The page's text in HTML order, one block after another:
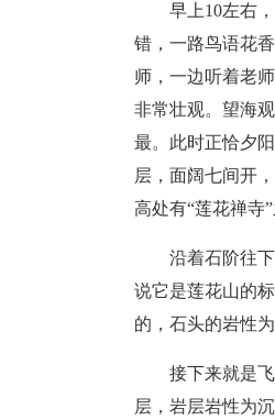
早上10左右
错，一路鸟语花
师，一边听着老
非常壮观。望海
最。此时正恰夕
层，面阔七间开
高处有“莲花禅寺
沿着石阶往
说它是莲花山的
的，石头的岩性
接下来就是
层，岩层岩性为